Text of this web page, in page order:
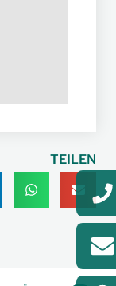
TEILEN